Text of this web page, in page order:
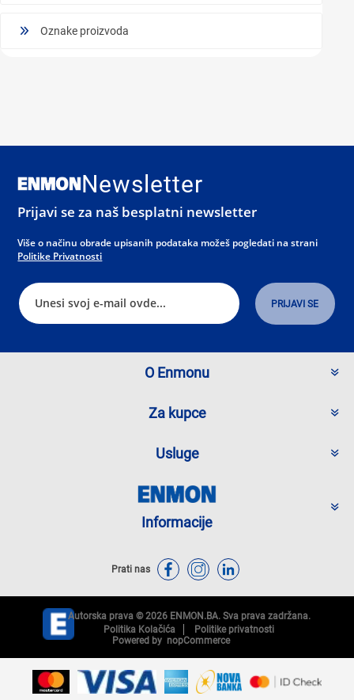
Oznake proizvoda
Newsletter
Prijavi se za naš besplatni newsletter
Više o načinu obrade upisanih podataka možeš pogledati na strani
Politike Privatnosti
O Enmonu
Za kupce
Usluge
Informacije
Prati nas
Autorska prava © 2026 ENMON.BA. Sva prava zadržana.
Politika Kolačića
Politike privatnosti
Powered by nopCommerce